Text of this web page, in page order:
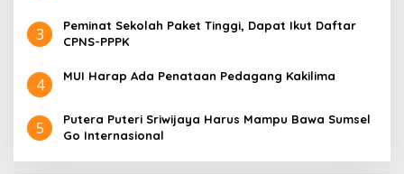
3
Peminat Sekolah Paket Tinggi, Dapat Ikut Daftar
CPNS-PPPK
4 MUI Harap Ada Penataan Pedagang Kakilima
5
Putera Puteri Sriwijaya Harus Mampu Bawa Sumsel
Go Internasional